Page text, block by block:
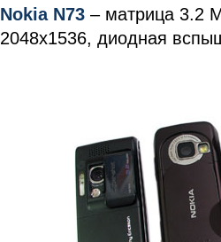
Nokia N73 – матрица 3.2
2048x1536, диодная